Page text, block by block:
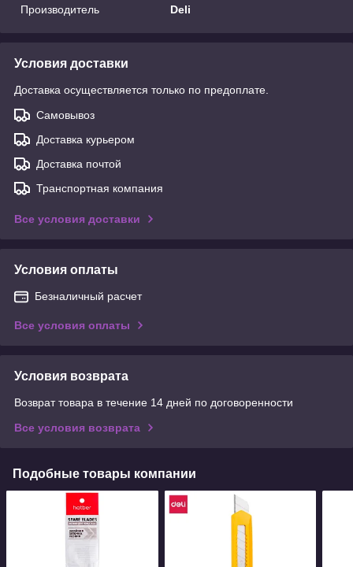
Производитель
Deli
Условия доставки
Доставка осуществляется только по предоплате.
Самовывоз
Доставка курьером
Доставка почтой
Транспортная компания
Все условия доставки
Условия оплаты
Безналичный расчет
Все условия оплаты
Условия возврата
Возврат товара в течение 14 дней по договоренности
Все условия возврата
Подобные товары компании